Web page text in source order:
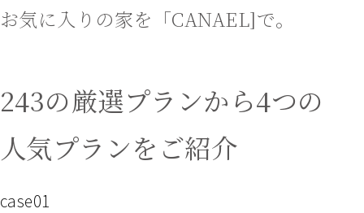
お気に入りの家を「CANAEL]で。
243の厳選プランから4つの
人気プランをご紹介
case01